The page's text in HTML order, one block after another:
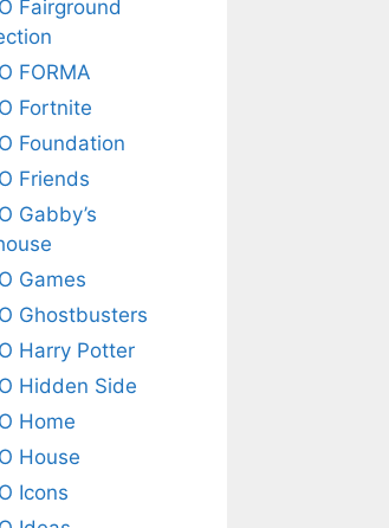
Fairground
FORMA
Fortnite
Foundation
Friends
Gabby’s
Games
Ghostbusters
Harry Potter
Hidden Side
Home
House
Icons